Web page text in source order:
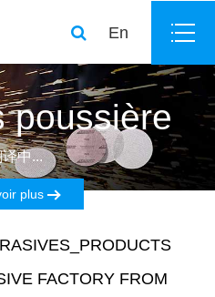
En
poussière
中...
plus
FACTORY FROM